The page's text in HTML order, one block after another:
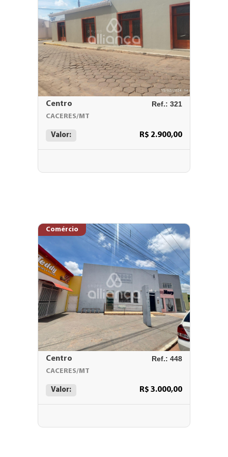
Centro Ref.: 321
CACERES/MT
Valor: R$ 2.900,00
Comércio
Centro Ref.: 448
CACERES/MT
Valor: R$ 3.000,00